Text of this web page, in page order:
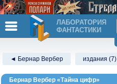
ЛАБОРАТОРИЯ
ФАНТАСТИКИ
◄ Бернар Вербер издания (7)
Бернар Вербер «Тайна цифр»